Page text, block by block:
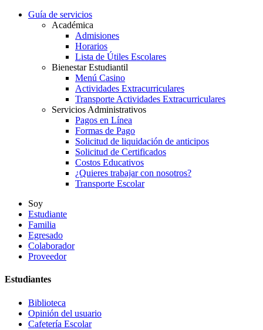
Guía de servicios
Académica
Admisiones
Horarios
Lista de Útiles Escolares
Bienestar Estudiantil
Menú Casino
Actividades Extracurriculares
Transporte Actividades Extracurriculares
Servicios Administrativos
Pagos en Línea
Formas de Pago
Solicitud de liquidación de anticipos
Solicitud de Certificados
Costos Educativos
¿Quieres trabajar con nosotros?
Transporte Escolar
Soy
Estudiante
Familia
Egresado
Colaborador
Proveedor
Estudiantes
Biblioteca
Opinión del usuario
Cafetería Escolar